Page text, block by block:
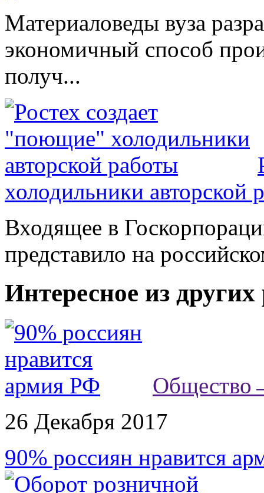
Материаловеды вуза
экономичный способ
получ...
холодильники авторской
Входящее в
представило на
Интересное из
Общество
26 Декабря 2017
90% россиян нравится